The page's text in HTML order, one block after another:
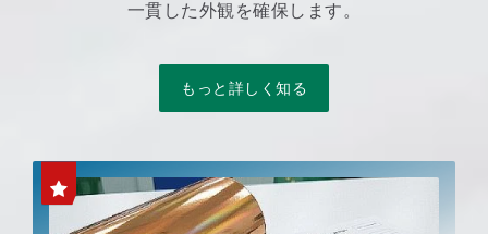
一貫した外観を確保します。
もっと詳しく知る